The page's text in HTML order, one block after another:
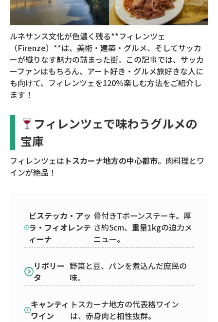
ルネサンス文化が色濃く残る**フィレンツェ
（Firenze）**は、美術・建築・グルメ、そしてサッカ
ーが織りなす魅力の詰まった街。この記事では、サッカ
ーファンはもちろん、アート好き・グルメ旅好きな人に
も向けて、フィレンツェを120％楽しむ方法をご紹介し
ます！
フィレンツェで味わうグルメの
宝庫
フィレンツェは トスカーナ地方の中心都市。肉料理とワ
インが絶品！
ビステッカ・アッ
ラ・フィオレンテ
ィーナ
骨付きTボーンステーキ。厚
さ約5cm、重量1kgの迫力メ
ニュー。
リボリー
タ
野菜と豆、パンを煮込んだ庶民の
味。
キャンティ
ワイン
トスカーナ地方の代表格ワイン
は、赤身肉と相性抜群。